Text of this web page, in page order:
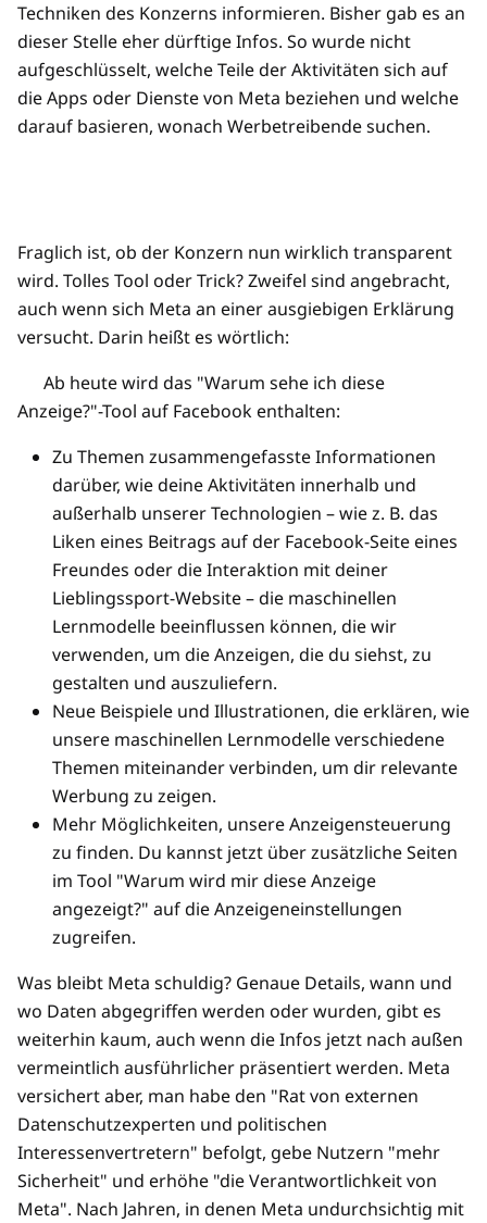
Techniken des Konzerns informieren. Bisher gab es an
dieser Stelle eher dürftige Infos. So wurde nicht
aufgeschlüsselt, welche Teile der Aktivitäten sich auf
die Apps oder Dienste von Meta beziehen und welche
darauf basieren, wonach Werbetreibende suchen.
Fraglich ist, ob der Konzern nun wirklich transparent
wird. Tolles Tool oder Trick? Zweifel sind angebracht,
auch wenn sich Meta an einer ausgiebigen Erklärung
versucht. Darin heißt es wörtlich:
Ab heute wird das "Warum sehe ich diese
Anzeige?"-Tool auf Facebook enthalten:
Zu Themen zusammengefasste Informationen
darüber, wie deine Aktivitäten innerhalb und
außerhalb unserer Technologien – wie z. B. das
Liken eines Beitrags auf der Facebook-Seite eines
Freundes oder die Interaktion mit deiner
Lieblingssport-Website – die maschinellen
Lernmodelle beeinflussen können, die wir
verwenden, um die Anzeigen, die du siehst, zu
gestalten und auszuliefern.
Neue Beispiele und Illustrationen, die erklären, wie
unsere maschinellen Lernmodelle verschiedene
Themen miteinander verbinden, um dir relevante
Werbung zu zeigen.
Mehr Möglichkeiten, unsere Anzeigensteuerung
zu finden. Du kannst jetzt über zusätzliche Seiten
im Tool "Warum wird mir diese Anzeige
angezeigt?" auf die Anzeigeneinstellungen
zugreifen.
Was bleibt Meta schuldig? Genaue Details, wann und
wo Daten abgegriffen werden oder wurden, gibt es
weiterhin kaum, auch wenn die Infos jetzt nach außen
vermeintlich ausführlicher präsentiert werden. Meta
versichert aber, man habe den "Rat von externen
Datenschutzexperten und politischen
Interessenvertretern" befolgt, gebe Nutzern "mehr
Sicherheit" und erhöhe "die Verantwortlichkeit von
Meta". Nach Jahren, in denen Meta undurchsichtig mit